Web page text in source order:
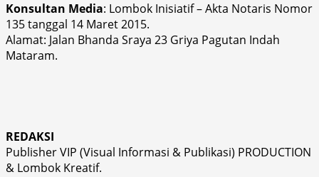
Konsultan Media: Lombok Inisiatif – Akta Notaris Nomor
135 tanggal 14 Maret 2015.
Alamat: Jalan Bhanda Sraya 23 Griya Pagutan Indah
Mataram.
REDAKSI
Publisher VIP (Visual Informasi & Publikasi) PRODUCTION
& Lombok Kreatif.